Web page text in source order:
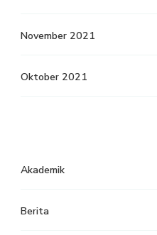
November 2021
Oktober 2021
Akademik
Berita